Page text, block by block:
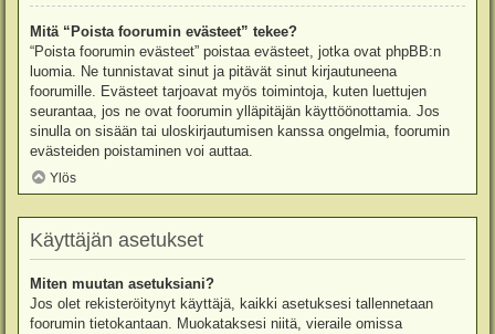
Mitä “Poista foorumin evästeet” tekee?
“Poista foorumin evästeet” poistaa evästeet, jotka ovat phpBB:n
luomia. Ne tunnistavat sinut ja pitävät sinut kirjautuneena
foorumille. Evästeet tarjoavat myös toimintoja, kuten luettujen
seurantaa, jos ne ovat foorumin ylläpitäjän käyttöönottamia. Jos
sinulla on sisään tai uloskirjautumisen kanssa ongelmia, foorumin
evästeiden poistaminen voi auttaa.
Ylös
Käyttäjän asetukset
Miten muutan asetuksiani?
Jos olet rekisteröitynyt käyttäjä, kaikki asetuksesi tallennetaan
foorumin tietokantaan. Muokataksesi niitä, vieraile omissa